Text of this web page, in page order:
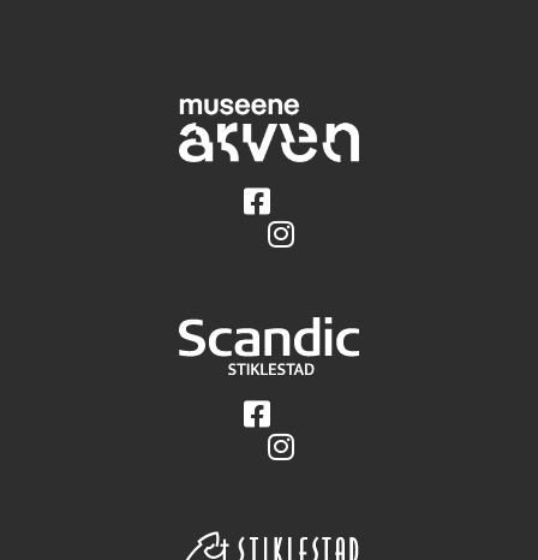
Følg på Facebook
Følg på Instagram
Følg på Facebook
Følg på Instagram